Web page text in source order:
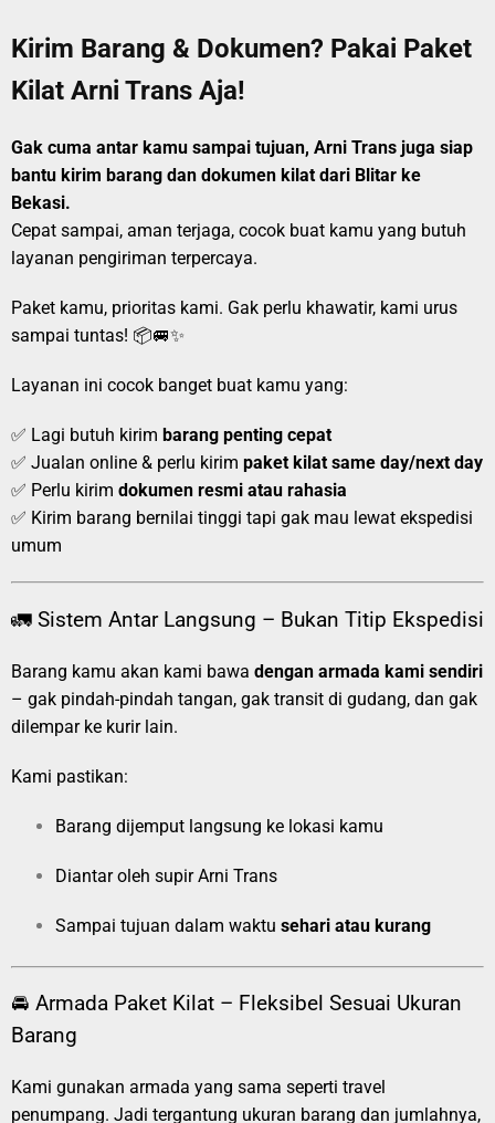
Kirim Barang & Dokumen? Pakai Paket
Kilat Arni Trans Aja!
Gak cuma antar kamu sampai tujuan, Arni Trans juga siap
bantu kirim barang dan dokumen kilat dari Blitar ke
Bekasi.
Cepat sampai, aman terjaga, cocok buat kamu yang butuh
layanan pengiriman terpercaya.
Paket kamu, prioritas kami. Gak perlu khawatir, kami urus
sampai tuntas! 📦🚐✨
Layanan ini cocok banget buat kamu yang:
✅ Lagi butuh kirim barang penting cepat
✅ Jualan online & perlu kirim paket kilat same day/next day
✅ Perlu kirim dokumen resmi atau rahasia
✅ Kirim barang bernilai tinggi tapi gak mau lewat ekspedisi
umum
🚛 Sistem Antar Langsung – Bukan Titip Ekspedisi
Barang kamu akan kami bawa dengan armada kami sendiri
– gak pindah-pindah tangan, gak transit di gudang, dan gak
dilempar ke kurir lain.
Kami pastikan:
Barang dijemput langsung ke lokasi kamu
Diantar oleh supir Arni Trans
Sampai tujuan dalam waktu sehari atau kurang
🚘 Armada Paket Kilat – Fleksibel Sesuai Ukuran
Barang
Kami gunakan armada yang sama seperti travel
penumpang. Jadi tergantung ukuran barang dan jumlahnya,